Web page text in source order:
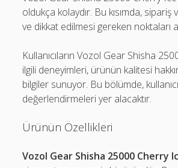
oldukça kolaydır. Bu kısımda, sipariş
ve dikkat edilmesi gereken noktaları
Kullanıcıların Vozol Gear Shisha
ilgili deneyimleri, ürünün kalitesi
bilgiler sunuyor. Bu bölümde,
değerlendirmeleri yer alacaktır.
Ürünün Özellikleri
Vozol Gear Shisha 25000 Cherry